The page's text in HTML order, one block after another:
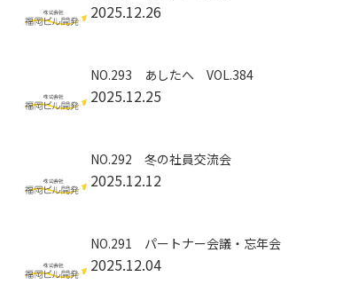
2025.12.26
NO.293 あしたへ VOL.384
2025.12.25
NO.292 冬の社員交流会
2025.12.12
NO.291 パートナー会議・忘年会
2025.12.04